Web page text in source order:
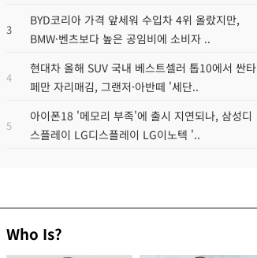
3
BYD코리아 가격 앞세워 수입차 4위 올랐지만,
BMW·벤츠보다 높은 공임비에 소비자 ..
4
현대차 올해 SUV 국내 베스트셀러 톱10에서 싼타
페만 자리매김, 그랜저·아반떼 '세단..
5
아이폰18 '메모리 부족'에 출시 지연되나, 삼성디
스플레이 LG디스플레이 LG이노텍 '..
Who Is?